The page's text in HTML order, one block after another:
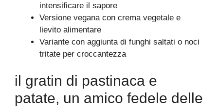
intensificare il sapore
Versione vegana con crema vegetale e
lievito alimentare
Variante con aggiunta di funghi saltati o noci
tritate per croccantezza
il gratin di pastinaca e
patate, un amico fedele delle